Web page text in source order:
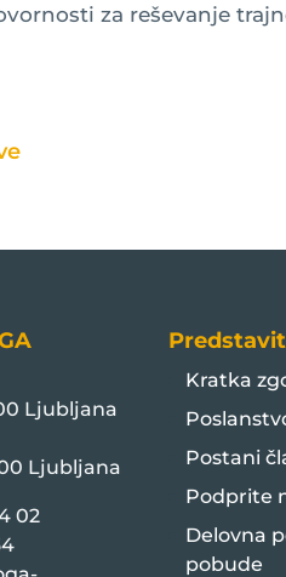
za reševanje
Ljubljana
Ljubljana
02
Kratka
Postani
Podprite
Delovna
pobude